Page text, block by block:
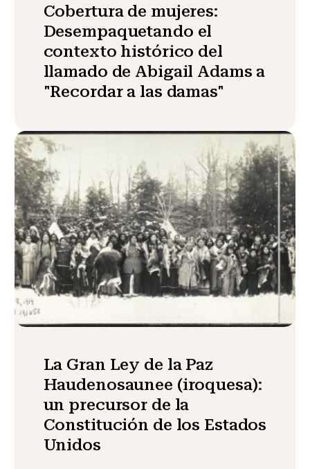
Cobertura de mujeres:
Desempaquetando el
contexto histórico del
llamado de Abigail Adams a
"Recordar a las damas"
La Gran Ley de la Paz
Haudenosaunee (iroquesa):
un precursor de la
Constitución de los Estados
Unidos